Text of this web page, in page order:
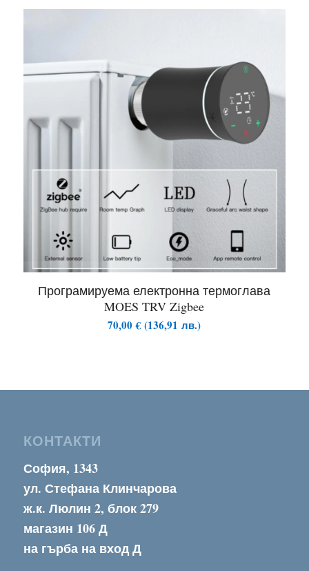
Програмируема електронна термоглава
MOES TRV Zigbee
70,00€ (136,91лв.)
КОНТАКТИ
София, 1343
ул. Стефана Клинчарова
ж.к. Люлин 2, блок 279
магазин 106 Д
на гърба на вход Д